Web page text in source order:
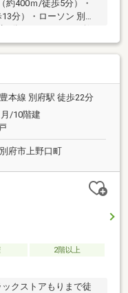
約400ｍ/徒歩5分）・
分）・ローソン 別府
2分）・マルショク鶴
豊本線 別府駅 徒歩22分
/10階建
府市上野口町
2階以上
クストアもりまで徒